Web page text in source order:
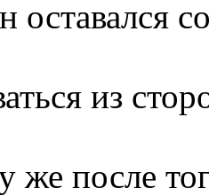
оставался
из
же после